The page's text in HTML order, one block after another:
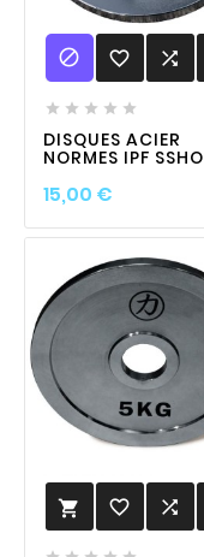
 favorite_border 
    
DISQUES ACIER
NORMES IPF
15,00 €Prix
 favorite_border 